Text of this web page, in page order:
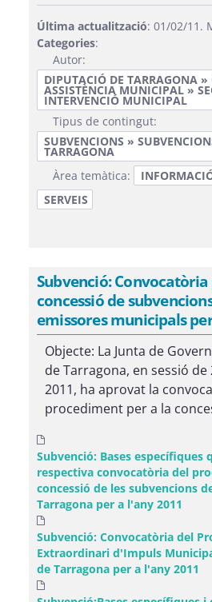
Última actualització: 01/02/11.
Categories:
Autor:
DIPUTACIÓ DE TARRAGONA »
ASSISTÈNCIA MUNICIPAL »
INTERVENCIÓ MUNICIPAL
Tipus de contingut:
SUBVENCIONS »
TARRAGONA
Àrea temàtica:
SERVEIS
Subvenció: Convocatòria
concessió de
emissores municipals
Objecte: La Junta de
de Tarragona, en sessió
2011, ha aprovat la
procediment per a la
Subvenció: Bases específiques
respectiva convocatòria del
concessió de les subvencions
Tarragona per a l'any 2011
Subvenció: Convocatòria del
Extraordinari d'Impuls
de Tarragona per a l'any 2011